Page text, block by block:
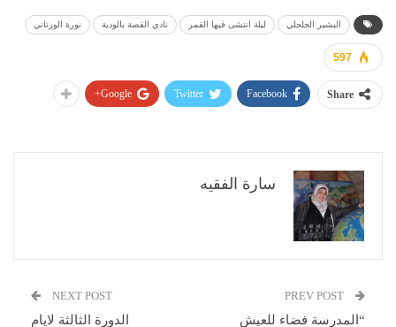
البشير الجلجلي ليلة انتشى فيها القمر نادي القصة بالودية نورة الورتاني
597
Share
Facebook
Twitter
Google+
سارة الفقيه
“المدرسة فضاء للعيش
NEXT POST
الدورة الثالثة لايام